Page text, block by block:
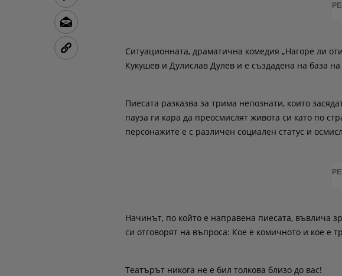
Ситуационната, драматична комедия „Нагоре ли
Кукушев и Дулислав Дулев и е създадена на база
Пиесата разказва за трима непознати, които
пауза ги кара да преосмислят живота си като по
персонажите е с различен социален статус и
Начинът, по който е направена пиесата, въвлича
си отговорят на въпроса: Кое е комичното и кое е
Театърът никога не е бил толкова близо до вас!